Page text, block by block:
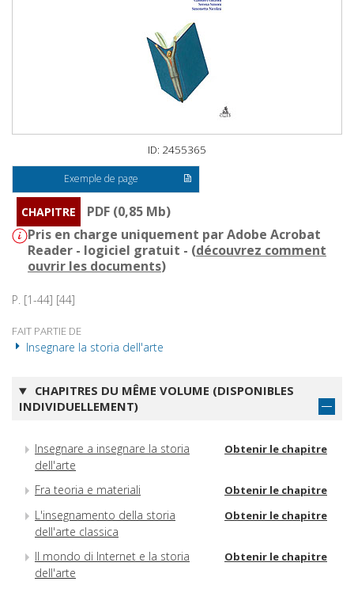
ID: 2455365
Exemple de page
CHAPITRE
PDF (0,85 Mb)
Pris en charge uniquement par Adobe Acrobat
Reader - logiciel gratuit - (découvrez comment
ouvrir les documents)
P. [1-44] [44]
FAIT PARTIE DE
Insegnare la storia dell'arte
CHAPITRES DU MÊME VOLUME (DISPONIBLES
INDIVIDUELLEMENT)
Insegnare a insegnare la storia
dell'arte
Obtenir le chapitre
Fra teoria e materiali Obtenir le chapitre
L'insegnamento della storia
dell'arte classica
Obtenir le chapitre
Il mondo di Internet e la storia
dell'arte
Obtenir le chapitre